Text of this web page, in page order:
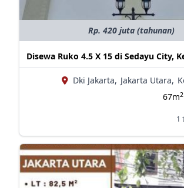
Rp. 420 juta (tahunan)
Disewa Ruko 4.5 X 15 di Sedayu City,
Dki Jakarta, Jakarta Utara,
67m2
1